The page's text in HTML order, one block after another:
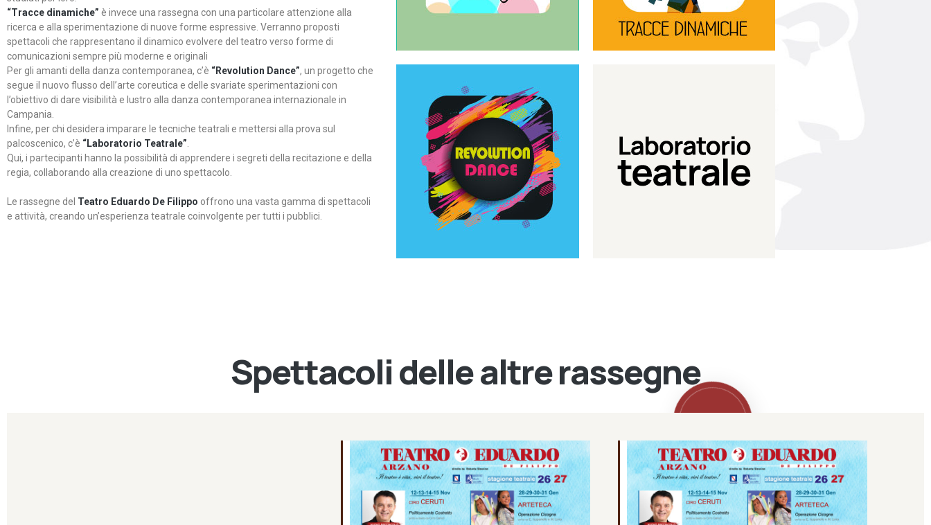
“Tracce dinamiche” è invece una rassegna con una particolare attenzione alla
ricerca e alla sperimentazione di nuove forme espressive. Verranno proposti
spettacoli che rappresentano il dinamico evolvere del teatro verso forme di
comunicazioni sempre più moderne e originali
Per gli amanti della danza contemporanea, c’è “Revolution Dance”, un progetto che
segue il nuovo flusso dell’arte coreutica e delle svariate sperimentazioni con
l’obiettivo di dare visibilità e lustro alla danza contemporanea internazionale in
Campania.
Infine, per chi desidera imparare le tecniche teatrali e mettersi alla prova sul
palcoscenico, c’è “Laboratorio Teatrale”
Qui, i partecipanti hanno la possibilità di apprendere i segreti della recitazione e della
regia, collaborando alla creazione di uno spettacolo.
Le rassegne del Teatro Eduardo De Filippo offrono una vasta gamma di spettacoli
e attività, creando un’esperienza teatrale coinvolgente per tutti i pubblici.
Teatro in famiglia
Revolution Dance
Rassegna di danza
contemporanea – I Edizione
Continua
Laboratorio di teatro del
Teatro Eduardo de Filippo
Spettacoli delle altre rassegne